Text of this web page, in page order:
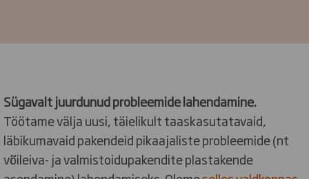
Sügavalt juurdunud probleemide lahendamine.
Töötame välja uusi, täielikult taaskasutatavaid,
läbikumavaid pakendeid pikaajaliste probleemide (nt
võileiva- ja valmistoidupakendite plastakende